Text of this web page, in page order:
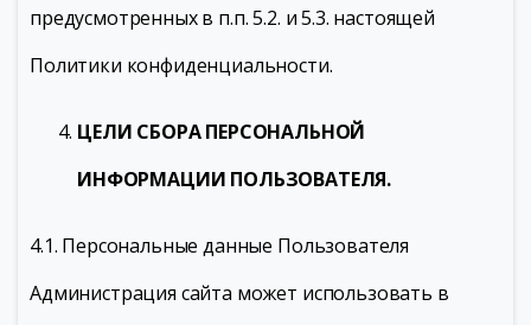
предусмотренных в п.п. 5.2. и 5.3. настоящей
Политики конфиденциальности.
ЦЕЛИ СБОРА ПЕРСОНАЛЬНОЙ
ИНФОРМАЦИИ ПОЛЬЗОВАТЕЛЯ.
4.1. Персональные данные Пользователя
Администрация сайта может использовать в